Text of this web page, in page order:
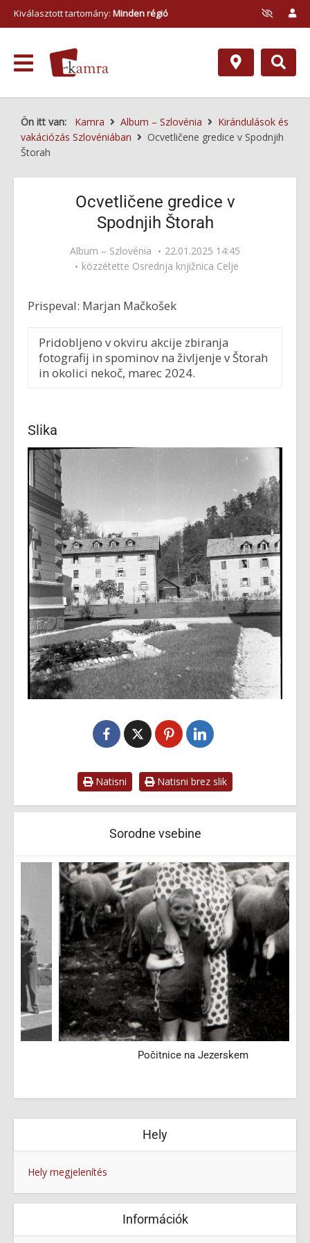
Kiválasztott tartomány: Minden régió
Ön itt van: Kamra Album – Szlovénia
Kirándulások és
vakációzás Szlovéniában
Ocvetličene gredice v Spodnjih
Štorah
Ocvetličene gredice v
Spodnjih Štorah
Album – Szlovénia
22.01.2025 14:45
közzétette Osrednja knjižnica Celje
Prispeval: Marjan Mačkošek
Pridobljeno v okviru akcije zbiranja
fotografij in spominov na življenje v Štorah
in okolici nekoč, marec 2024.
Slika
Natisni Natisni brez slik
Sorodne vsebine
Počitnice na Jezerskem
Hely
Hely megjelenítés
Információk